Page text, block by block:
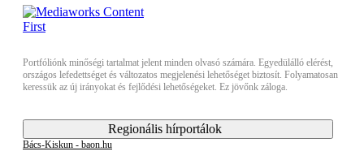
Portfóliónk minőségi tartalmat jelent minden olvasó számára. Egyedülálló elérést,
országos lefedettséget és változatos megjelenési lehetőséget biztosít. Folyamatosan
keressük az új irányokat és fejlődési lehetőségeket. Ez jövőnk záloga.
Regionális hírportálok
Bács-Kiskun - baon.hu